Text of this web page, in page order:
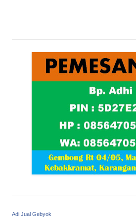
Adi Jual Gebyok